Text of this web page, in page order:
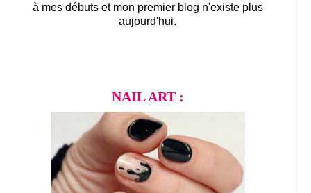
à mes débuts et mon premier blog n'existe plus
aujourd'hui.
NAIL ART :